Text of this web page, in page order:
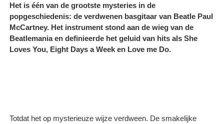
Het is één van de grootste mysteries in de
popgeschiedenis: de verdwenen basgitaar van Beatle Paul
McCartney. Het instrument stond aan de wieg van de
Beatlemania en definieerde het geluid van hits als She
Loves You, Eight Days a Week en Love me Do.
Totdat het op mysterieuze wijze verdween. De smakelijke